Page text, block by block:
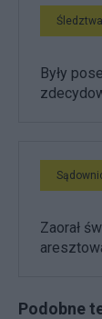
Śledztwa
Były
Zaorał
Podobne